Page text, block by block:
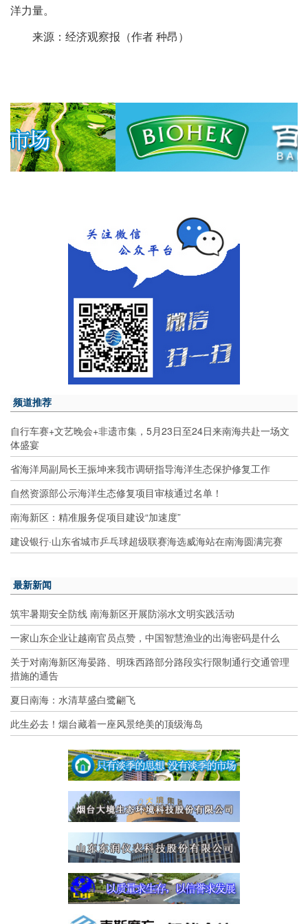
洋力量。
来源：经济观察报（作者 种昂）
频道推荐
自行车赛+文艺晚会+非遗市集，5月23日至24日来南海共赴一场文
体盛宴
省海洋局副局长王振坤来我市调研指导海洋生态保护修复工作
自然资源部公示海洋生态修复项目审核通过名单！
南海新区：精准服务促项目建设“加速度”
建设银行·山东省城市乒乓球超级联赛海选威海站在南海圆满完赛
最新新闻
筑牢暑期安全防线 南海新区开展防溺水文明实践活动
一家山东企业让越南官员点赞，中国智慧渔业的出海密码是什么
关于对南海新区海晏路、明珠西路部分路段实行限制通行交通管理
措施的通告
夏日南海：水清草盛白鹭翩飞
此生必去！烟台藏着一座风景绝美的顶级海岛